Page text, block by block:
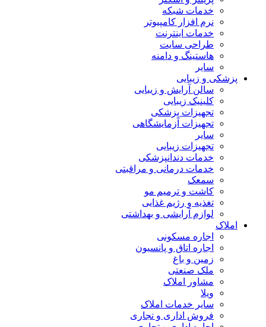
خدمات شبکه
نرم افزار کامپیوتر
خدمات اینترنت
طراحی سایت
هاستینگ و دامنه
سایر
پزشکی و زیبایی
سالن آرایش و زیبایی
کلینیک زیبایی
تجهیزات پزشکی
تجهیزات آزمایشگاهی
سایر
تجهیزات زیبایی
خدمات دندانپزشکی
خدمات درمانی و مراقبتی
سمعک
کاشت و ترمیم مو
تغذیه و رژیم غذایی
لوازم آرایشی و بهداشتی
املاک
اجاره مسکونی
اجاره اتاق و پانسیون
زمین و باغ
ملک صنعتی
مشاور املاک
ویلا
سایر خدمات املاک
فروش اداری و تجاری